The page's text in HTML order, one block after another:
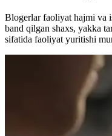
Blogerlar faoliyat hajmi va
band qilgan shaxs, yakka
sifatida faoliyat yuritishi